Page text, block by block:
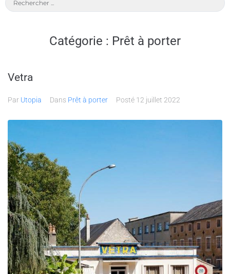
Catégorie : Prêt à porter
Vetra
Par Utopia Dans Prêt à porter Posté 12 juillet 2022